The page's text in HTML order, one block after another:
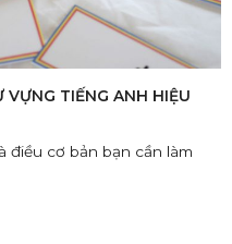
VỰNG TIẾNG ANH HIỆU
điều cơ bản bạn cần làm